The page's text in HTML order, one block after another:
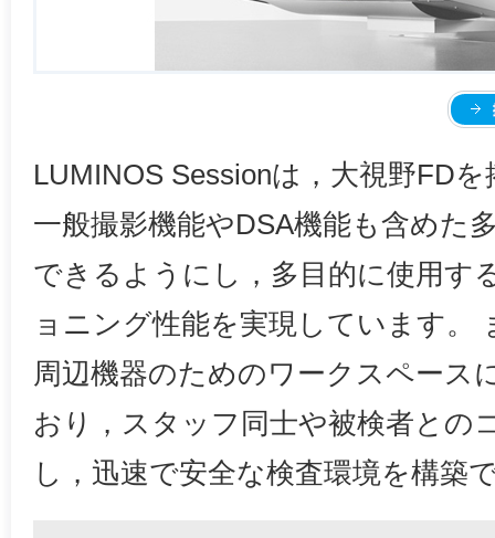
LUMINOS Sessionは，大視野FD
一般撮影機能やDSA機能も含めた
できるようにし，多目的に使用す
ョニング性能を実現しています。
周辺機器のためのワークスペース
おり，スタッフ同士や被検者との
し，迅速で安全な検査環境を構築